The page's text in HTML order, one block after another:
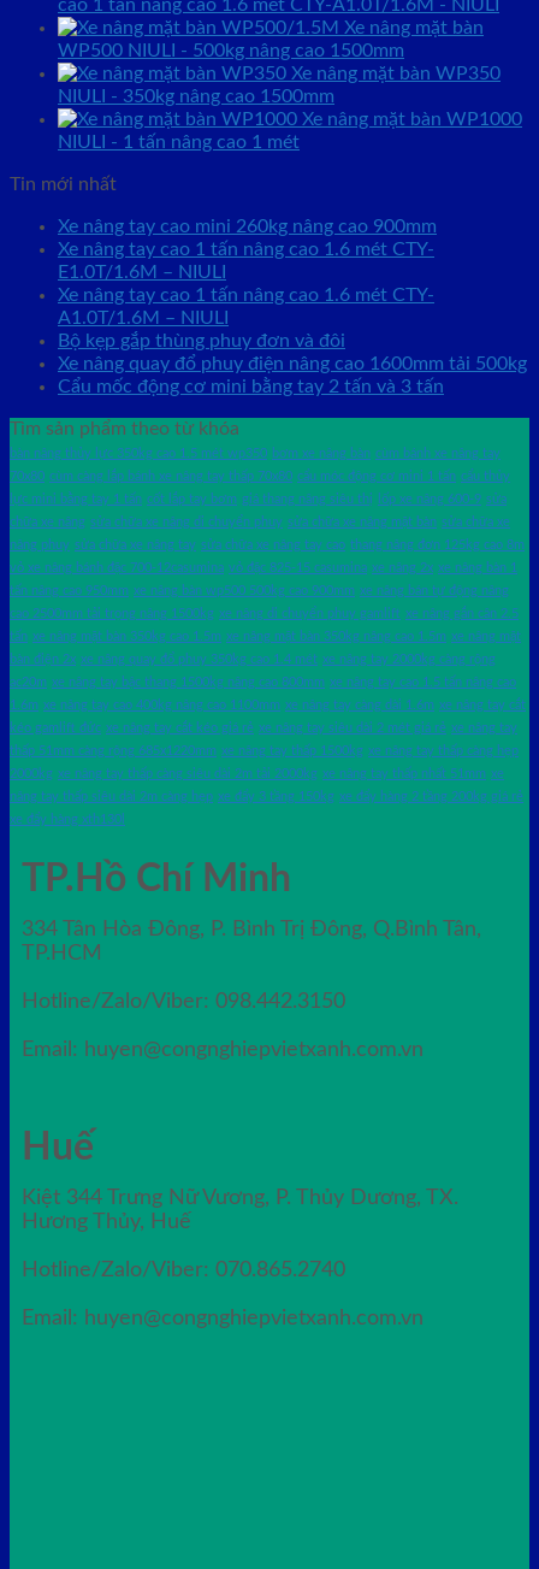
cao 1 tấn nâng cao 1.6 mét CTY-A1.0T/1.6M - NIULI
Xe nâng mặt bàn
WP500 NIULI - 500kg nâng cao 1500mm
Xe nâng mặt bàn WP350
NIULI - 350kg nâng cao 1500mm
Xe nâng mặt bàn WP1000
NIULI - 1 tấn nâng cao 1 mét
Tin mới nhất
Xe nâng tay cao mini 260kg nâng cao 900mm
Xe nâng tay cao 1 tấn nâng cao 1.6 mét CTY-
E1.0T/1.6M – NIULI
Xe nâng tay cao 1 tấn nâng cao 1.6 mét CTY-
A1.0T/1.6M – NIULI
Bộ kẹp gắp thùng phuy đơn và đôi
Xe nâng quay đổ phuy điện nâng cao 1600mm tải 500kg
Cẩu mốc động cơ mini bằng tay 2 tấn và 3 tấn
Tìm sản phẩm theo từ khóa
bàn nâng thủy lực 350kg cao 1.5 mét wp350 bơm xe nâng bàn cùm bánh xe nâng tay
70x80 cùm càng lắp bánh xe nâng tay thấp 70x80 cẩu móc động cơ mini 1 tấn cẩu thủy
lực mini bằng tay 1 tấn cốt lắp tay bơm giá thang nâng siêu thị lốp xe nâng 600-9 sửa
chữa xe nâng sửa chữa xe nâng di chuyển phuy sửa chữa xe nâng mặt bàn sửa chữa xe
nâng phuy sửa chữa xe nâng tay sửa chữa xe nâng tay cao thang nâng đơn 125kg cao 8m
vỏ xe nâng bánh đặc 700-12casumina vỏ đặc 825-15 casumina xe nâng 2x xe nâng bàn 1
tấn nâng cao 950mm xe nâng bàn wp500 500kg cao 900mm xe nâng bán tự động nâng
cao 2500mm tải trọng nâng 1500kg xe nâng di chuyển phuy gamlift xe nâng gắn cân 2.5
tấn xe nâng mặt bàn 350kg cao 1.5m xe nâng mặt bàn 350kg nâng cao 1.5m xe nâng mặt
bàn điện 2x xe nâng quay đổ phuy 350kg cao 1.4 mét xe nâng tay 2000kg càng rộng
ac20m xe nâng tay bậc thang 1500kg nâng cao 800mm xe nâng tay cao 1.5 tấn nâng cao
1.6m xe nâng tay cao 400kg nâng cao 1100mm xe nâng tay càng dài 1.6m xe nâng tay cắt
kéo gamlift đức xe nâng tay cắt kéo giá rẻ xe nâng tay siêu dài 2 mét giá rẻ xe nâng tay
thấp 51mm càng rộng 685x1220mm xe nâng tay thấp 1500kg xe nâng tay thấp càng hẹp
2000kg xe nâng tay thấp càng siêu dài 2m tải 2000kg xe nâng tay thấp nhất 51mm xe
nâng tay thấp siêu dài 2m càng hẹp xe đẩy 3 tầng 150kg xe đẩy hàng 2 tầng 200kg giá rẻ
xe đẩy hàng xth130l
TP.Hồ Chí Minh
334 Tân Hòa Đông, P. Bình Trị Đông, Q.Bình Tân,
TP.HCM
Hotline/Zalo/Viber: 098.442.3150
Email: huyen@congnghiepvietxanh.com.vn
Huế
Kiệt 344 Trưng Nữ Vương, P. Thủy Dương, TX.
Hương Thủy, Huế
Hotline/Zalo/Viber: 070.865.2740
Email: huyen@congnghiepvietxanh.com.vn